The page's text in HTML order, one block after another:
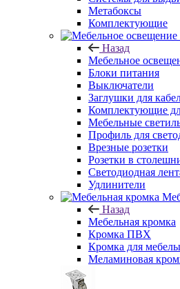
Метабоксы
Комплектующие
Назад
Мебельное
Блоки питания
Выключатели
Заглушки для
Комплектующие
Мебельные
Профиль для
Врезные розетки
Розетки в
Светодиодная
Удлинители
Назад
Мебельная кромка
Кромка ПВХ
Кромка для
Меламиновая